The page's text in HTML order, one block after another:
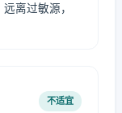
离过敏源，
不适宜